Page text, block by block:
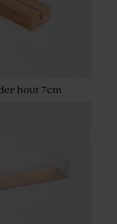
hout 7cm